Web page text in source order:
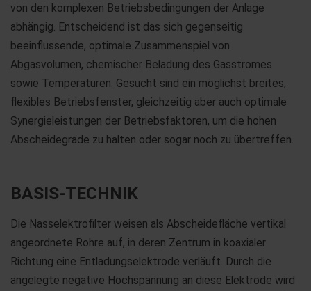
von den komplexen Betriebsbedingungen der Anlage
abhängig. Entscheidend ist das sich gegenseitig
beeinflussende, optimale Zusammenspiel von
Abgasvolumen, chemischer Beladung des Gasstromes
sowie Temperaturen. Gesucht sind ein möglichst breites,
flexibles Betriebsfenster, gleichzeitig aber auch optimale
Synergieleistungen der Betriebsfaktoren, um die hohen
Abscheidegrade zu halten oder sogar noch zu übertreffen.
BASIS-TECHNIK
Die Nasselektrofilter weisen als Abscheidefläche vertikal
angeordnete Rohre auf, in deren Zentrum in koaxialer
Richtung eine Entladungselektrode verläuft. Durch die
angelegte negative Hochspannung an diese Elektrode wird